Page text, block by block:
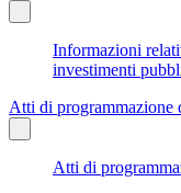
Informazioni
investimenti
Atti di programmazione
Atti di